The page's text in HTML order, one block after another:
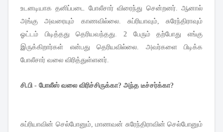
உடனடியாக தனிப்படை போலீசார் விரைந்து சென்றனர். ஆனால்
அங்கு அவரையும் காணவில்லை. சுப்ரியாவும், சுரேந்திராவும்
ஓட்டம் பிடித்தது தெரியவந்தது. 2 பேரும் தற்போது எங்கு
இருக்கிறார்கள் என்பது தெரியவில்லை. அவர்களை பிடிக்க
போலீசார் வலை விரித்துள்ளனர்.
சி.பி - போலீஸ் வலை விரிச்சிருக்கா? அந்த டீச்சர்க்கா?
சுப்ரியாவின் செல்போனும், மாணவன் சுரேந்திராவின் செல்போனும்